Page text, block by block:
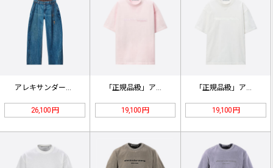
26,100 円 19,100 円 19,100 円